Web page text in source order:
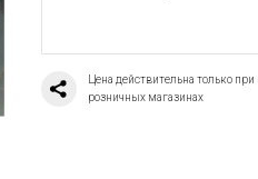
Цена действительна только
розничных магазинах